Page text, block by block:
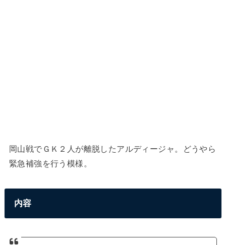
岡山戦でＧＫ２人が離脱したアルディージャ。どうやら
緊急補強を行う模様。
内容